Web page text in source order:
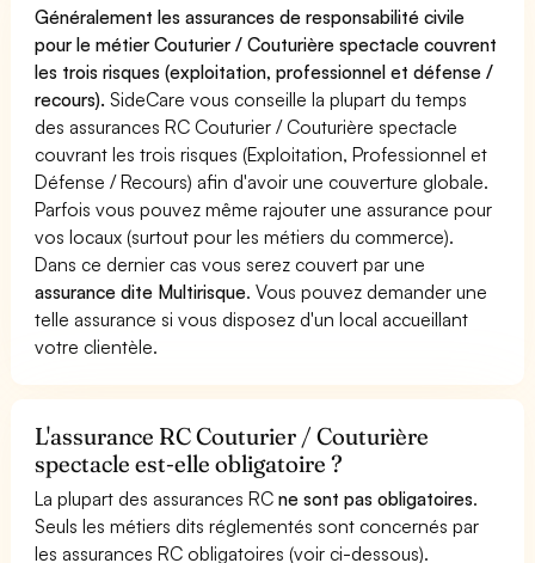
Généralement les assurances de responsabilité civile
pour le métier Couturier / Couturière spectacle couvrent
les trois risques (exploitation, professionnel et défense /
recours). SideCare vous conseille la plupart du temps
des assurances RC Couturier / Couturière spectacle
couvrant les trois risques (Exploitation, Professionnel et
Défense / Recours) afin d'avoir une couverture globale.
Parfois vous pouvez même rajouter une assurance pour
vos locaux (surtout pour les métiers du commerce).
Dans ce dernier cas vous serez couvert par une
assurance dite Multirisque. Vous pouvez demander une
telle assurance si vous disposez d'un local accueillant
votre clientèle.
L'assurance RC Couturier / Couturière
spectacle est-elle obligatoire ?
La plupart des assurances RCne sont pas obligatoires.
Seuls les métiers dits réglementés sont concernés par
les assurances RC obligatoires (voir ci-dessous).